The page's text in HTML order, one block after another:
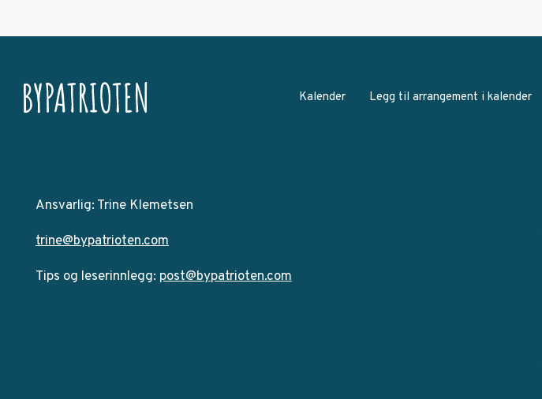
Kalender Legg til arrangement i kalender
Ansvarlig: Trine Klemetsen
trine@bypatrioten.com
Tips og leserinnlegg: post@bypatrioten.com